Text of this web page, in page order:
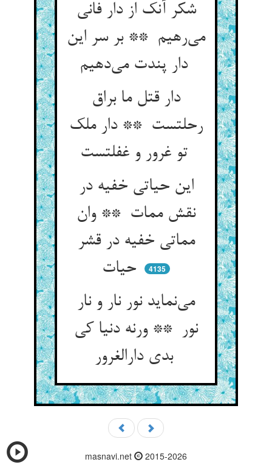
شکر آنک از دار فانی
می‌رهیم ** بر سر این
دار پندت می‌دهیم
دار قتل ما براق
رحلتست ** دار ملک
تو غرور و غفلتست
این حیاتی خفیه در
نقش ممات ** وان
مماتی خفیه در قشر
4135
می‌نماید نور نار و نار
نور ** ورنه دنیا کی
بدی دارالغرور
masnavi.net 2015-2026